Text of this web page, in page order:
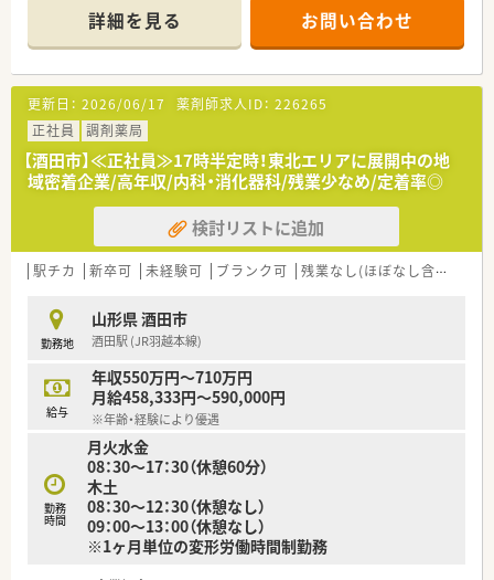
きる環境が整っています。
■労働組合もあり年々働きやすい会社へと進化を続けておられ
ます。
＼ 子育て応援企業 ／
■産育休の取得希望者には100％取得いただき
復帰を希望された方も近隣に複数店舗あることもあり、ほぼご
復帰いただいています。
■時短社員制度は小学校卒業まで継続可能です。
■男性のエリアマネージャーも育休（1ヶ月以上）の取得実績があ
ります。
＼ 働きやすさ抜群 ／
■4週9休制(祝日含む)となり年間休日は114日（2023年4月以降
若干少な目ではありますが年1日づつ年間休日を増やしていま
す！
■全社員に6連休のリフレッシュ休暇制度あり
■全社平均の残業時間が6.6時間/月。1分単位で残業代支給いた
だけます。
＼ 社員教育制度 ／
■月に1回テレビ会議での勉強会を実施しています。
■外来ガン専門薬剤師の育成などにも積極的で定期的に社内公
募も実施されています
■認定薬剤師取得に伴うe-Learningについても会社負担でご利
用いただけます
詳細を見る お問い合わせ
更新日： 2026/06/17 薬剤師求人ID： 226265
正社員
調剤薬局
【酒田市】≪正社員≫17時半定時！東北エリアに展開中の地
域密着企業/高年収/内科・消化器科/残業少なめ/定着率◎
検討リストに追加
駅チカ 新卒可 未経験可 ブランク可 残業なし(ほぼなし含む)
勤務地
山形県 酒田市
酒田駅 (JR羽越本線)
給与
年収550万円～710万円
月給458,333円～590,000円
※年齢・経験により優遇
勤務
時間
月火水金
08：30～17：30（休憩60分）
木土
08：30～12：30（休憩なし）
09：00～13：00（休憩なし）
※1ヶ月単位の変形労働時間制勤務